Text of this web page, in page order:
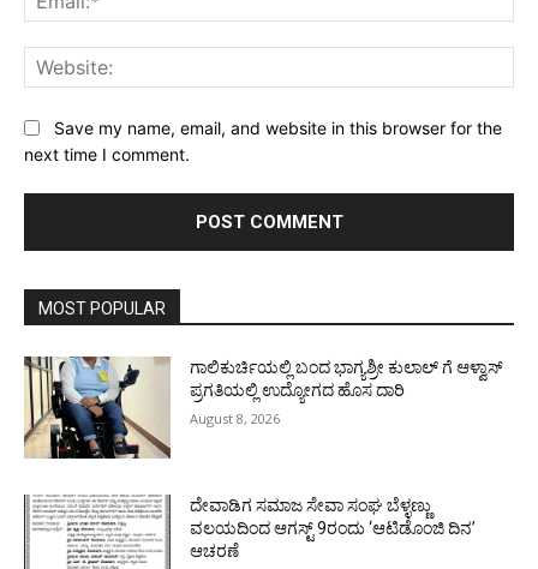
Save my name, email, and website in this browser for the
next time I comment.
MOST POPULAR
ಗಾಲಿಕುರ್ಚಿಯಲ್ಲಿ ಬಂದ ಭಾಗ್ಯಶ್ರೀ ಕುಲಾಲ್ ಗೆ ಆಳ್ವಾಸ್
ಪ್ರಗತಿಯಲ್ಲಿ ಉದ್ಯೋಗದ ಹೊಸ ದಾರಿ
August 8, 2026
ದೇವಾಡಿಗ ಸಮಾಜ ಸೇವಾ ಸಂಘ ಬೆಳ್ಳಣ್ಣು
ವಲಯದಿಂದ ಆಗಸ್ಟ್ 9ರಂದು ‘ಆಟಿಡೊಂಜಿ ದಿನ’
ಆಚರಣೆ